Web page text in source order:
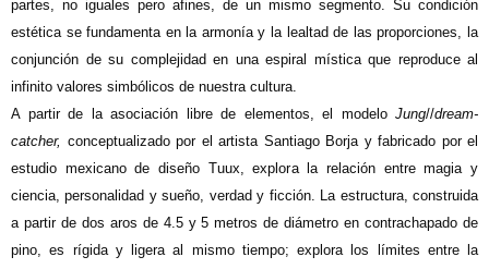
partes, no iguales pero afines, de un mismo segmento. Su condición
estética se fundamenta en la armonía y la lealtad de las proporciones, la
conjunción de su complejidad en una espiral mística que reproduce al
infinito valores simbólicos de nuestra cultura.
A partir de la asociación libre de elementos, el modelo Jung//dream-
catcher, conceptualizado por el artista Santiago Borja y fabricado por el
estudio mexicano de diseño Tuux, explora la relación entre magia y
ciencia, personalidad y sueño, verdad y ficción. La estructura, construida
a partir de dos aros de 4.5 y 5 metros de diámetro en contrachapado de
pino, es rígida y ligera al mismo tiempo; explora los límites entre la